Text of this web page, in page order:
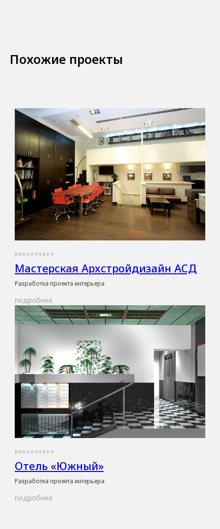
Похожие проекты
реализован
Мастерская Архстройдизайн АСД
Разработка проекта интерьера
подробнее
реализован
Отель «Южный»
Разработка проекта интерьера
подробнее